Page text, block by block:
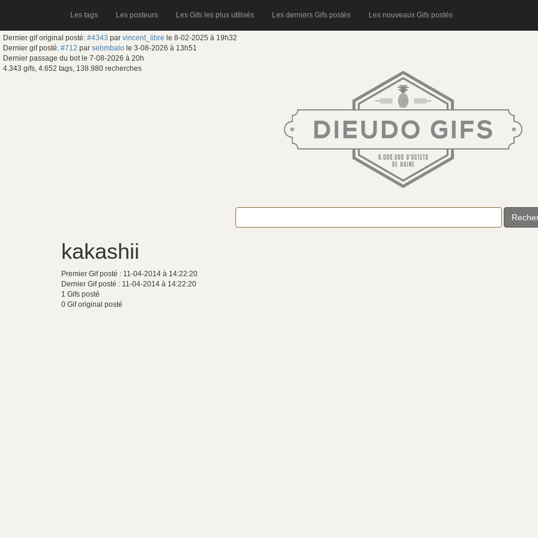
Les tags Les posteurs Les Gifs les plus utilisés Les derniers Gifs postés Les nouveaux Gifs postés
Dernier gif original posté: #4343 par vincent_libre le 8-02-2025 à 19h32
Dernier gif posté: #712 par sebmbalo le 3-08-2026 à 13h51
Dernier passage du bot le 7-08-2026 à 20h
4.343 gifs, 4.652 tags, 138.980 recherches
kakashii
Premier Gif posté : 11-04-2014 à 14:22:20
Dernier Gif posté : 11-04-2014 à 14:22:20
1 Gifs posté
0 Gif original posté